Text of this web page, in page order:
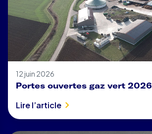
12 juin 2026
Portes ouvertes gaz vert 2026
Lire l’article